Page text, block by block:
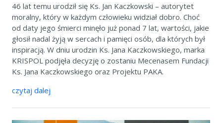
46 lat temu urodził się Ks. Jan Kaczkowski – autorytet
moralny, który w każdym człowieku widział dobro. Choć
od daty jego śmierci minęło już ponad 7 lat, wartości, jakie
głosił nadal żyją w sercach i pamięci osób, dla których był
inspiracją. W dniu urodzin Ks. Jana Kaczkowskiego, marka
KRISPOL podjęła decyzję o zostaniu Mecenasem Fundacji
Ks. Jana Kaczkowskiego oraz Projektu PAKA.
czytaj dalej